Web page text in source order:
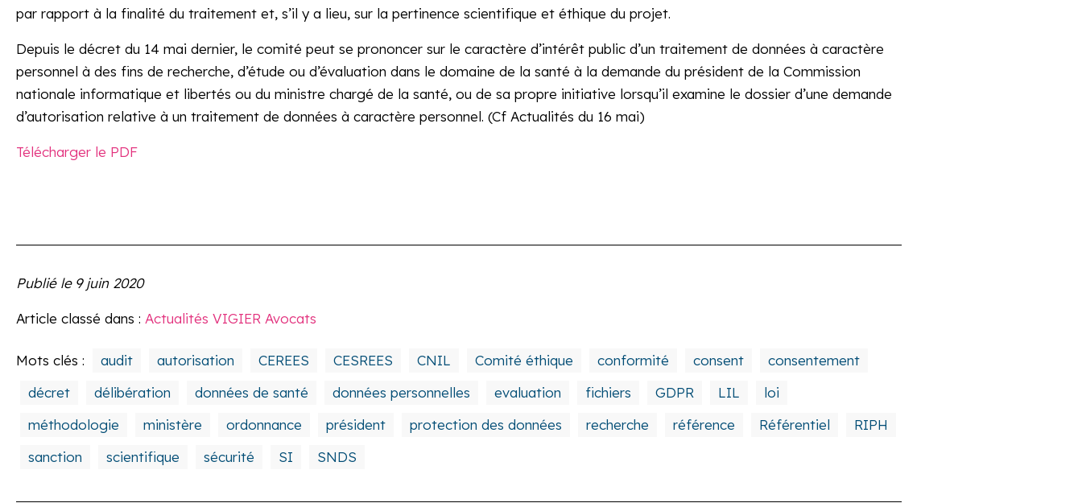
par rapport à la finalité du traitement et, s’il y a lieu, sur la pertinence scientifique et éthique du projet.
Depuis le décret du 14 mai dernier, le comité peut se prononcer sur le caractère d’intérêt public d’un traitement de données à caractère
personnel à des fins de recherche, d’étude ou d’évaluation dans le domaine de la santé à la demande du président de la Commission
nationale informatique et libertés ou du ministre chargé de la santé, ou de sa propre initiative lorsqu’il examine le dossier d’une demande
d’autorisation relative à un traitement de données à caractère personnel. (Cf Actualités du 16 mai)
Télécharger le PDF
Publié le 9 juin 2020
Article classé dans : Actualités VIGIER Avocats
Mots clés : audit autorisation CEREES CESREES CNIL Comité éthique conformité consent
consentement
décret
délibération données de santé données personnelles evaluation fichiers GDPR LIL
loi
méthodologie
ministère ordonnance président protection des données recherche référence Référentiel
RIPH
sanction
scientifique sécurité SI SNDS